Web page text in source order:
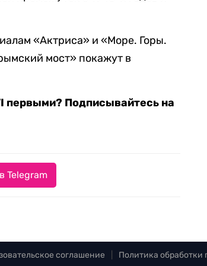
«Актриса» и «Море. Горы.
мост» покажут в
первыми? Подписывайтесь на
Telegram
соглашение Политика